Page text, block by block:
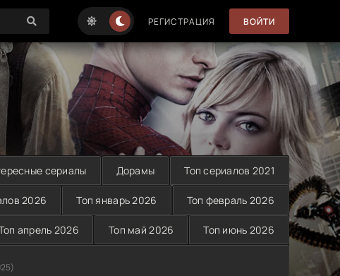
РЕГИСТРАЦИЯ ВОЙТИ
сериалы Дорамы Топ сериалов 2021
2026 Топ январь 2026 Топ февраль 2026
апрель 2026 Топ май 2026 Топ июнь 2026